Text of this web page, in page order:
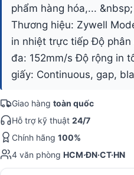
phẩm hàng hóa,...
Thương hiệu: Zywell
in nhiệt trực tiếp Độ
đa: 152mm/s Độ rộng in
giấy: Continuous, gap,
Giao hàng toàn quốc
Hỗ trợ kỹ thuật 24/7
Chính hãng 100%
4 văn phòng HCM·ĐN·CT·HN